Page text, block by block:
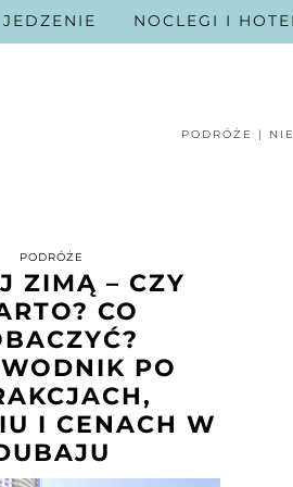
PODRÓŻE |
JEDZENIE NOCLEGI I
PODRÓŻE
ZIMĄ – CZY
CO
PO
I CENACH W